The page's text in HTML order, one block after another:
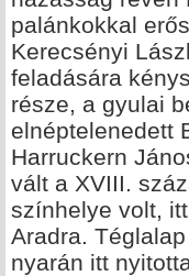
palánkokkal
Kerecsényi
feladására
része, a gyulai
elnéptelenedett
Harruckern
vált a XVIII.
színhelye volt,
Aradra.
nyarán itt